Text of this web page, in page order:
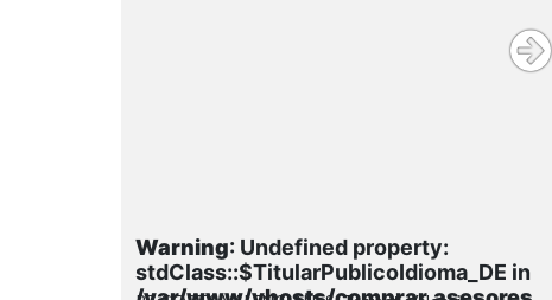
Warning: Undefined property:
stdClass::$TitularPublicoIdioma_DE in